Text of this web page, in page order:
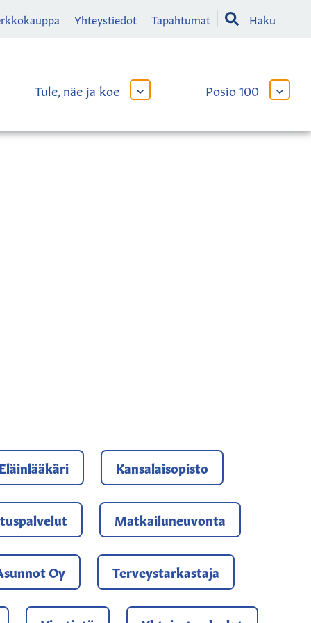
Yhteystiedot Tapahtumat Haku
Tule, näe ja koe
AVAA
ALAVALIKKO
Posio 100
AVAA
Eläinlääkäri Kansalaisopisto
Matkailuneuvonta
Oy Terveystarkastaja